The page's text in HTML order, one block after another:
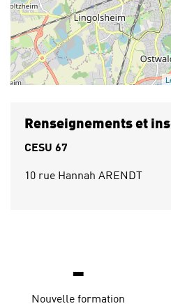
Renseignements et
CESU 67
10 rue Hannah ARENDT
-
Nouvelle formation